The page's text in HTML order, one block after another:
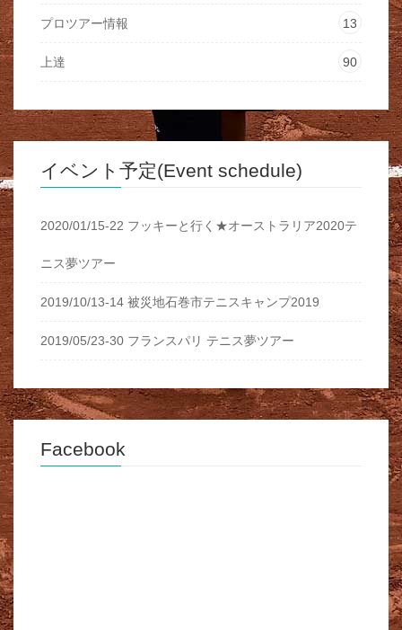
プロツアー情報 13
上達 90
イベント予定(Event schedule)
2020/01/15-22 フッキーと行く★オーストラリア2020テ
ニス夢ツアー
2019/10/13-14 被災地石巻市テニスキャンプ2019
2019/05/23-30 フランスパリ テニス夢ツアー
Facebook